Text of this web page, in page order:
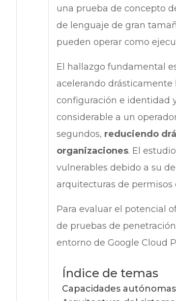
una prueba de concepto
de lenguaje de gran
pueden operar como
El hallazgo fundamental
acelerando
configuración e identidad
considerable a un
segundos, reduciendo
organizaciones. El
vulnerables debido a su
arquitecturas de permisos
Para evaluar el potencial
de pruebas de
entorno de Google Cloud
Índice de temas
Capacidades